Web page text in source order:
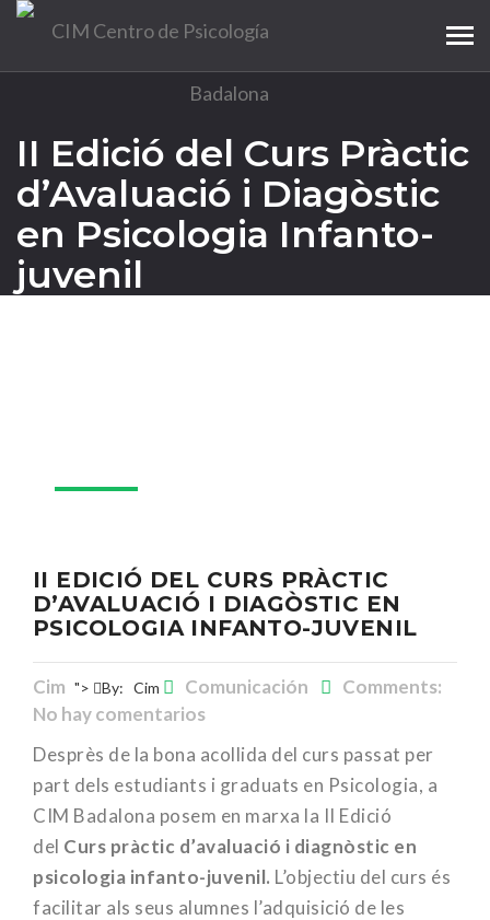
II Edició del Curs Pràctic
d’Avaluació i Diagòstic
en Psicologia Infanto-
juvenil
II EDICIÓ DEL CURS PRÀCTIC
D’AVALUACIÓ I DIAGÒSTIC EN
PSICOLOGIA INFANTO-JUVENIL
Cim "> By: Cim Comunicación
Comments:
No hay comentarios
Desprès de la bona acollida del curs passat per
part dels estudiants i graduats en Psicologia, a
CIM Badalona posem en marxa la II Edició
del Curs pràctic d’avaluació i diagnòstic en
psicologia infanto-juvenil. L’objectiu del curs és
facilitar als seus alumnes l’adquisició de les